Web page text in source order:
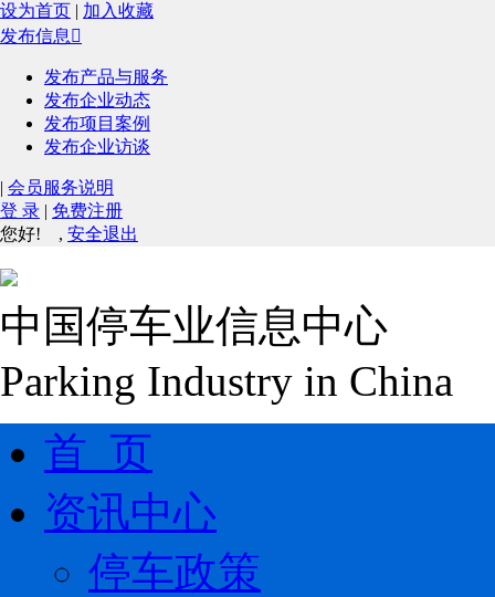
设为首页 | 加入收藏
发布信息 
发布产品与服务
发布企业动态
发布项目案例
发布企业访谈
| 会员服务说明
登 录 | 免费注册
您好!
, 安全退出
中国停车业信息中心
Parking Industry in China
首 页
资讯中心
停车政策